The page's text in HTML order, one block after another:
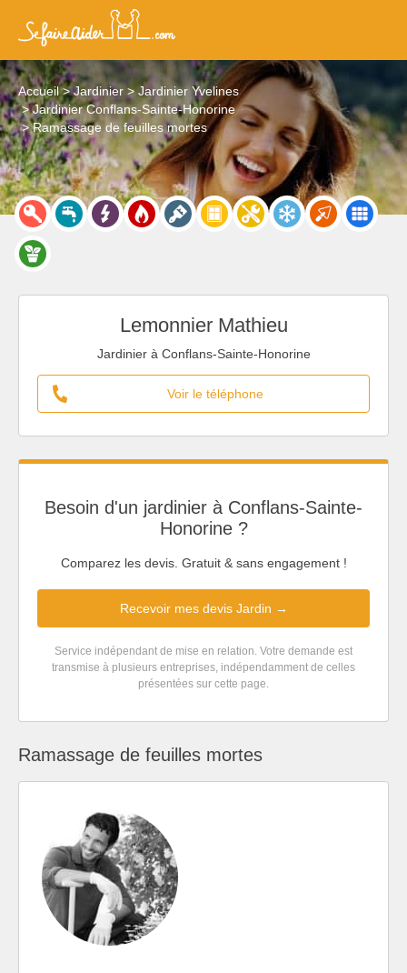
Accueil Jardinier
Jardinier Yvelines
Jardinier Conflans-Sainte-Honorine
Ramassage de feuilles mortes
Lemonnier Mathieu
Jardinier à Conflans-Sainte-Honorine
Voir le téléphone
Besoin d'un jardinier à Conflans-Sainte-
Honorine ?
Comparez les devis. Gratuit & sans engagement !
Recevoir mes devis Jardin →
Service indépendant de mise en relation. Votre demande est
transmise à plusieurs entreprises, indépendamment de celles
présentées sur cette page.
Ramassage de feuilles mortes